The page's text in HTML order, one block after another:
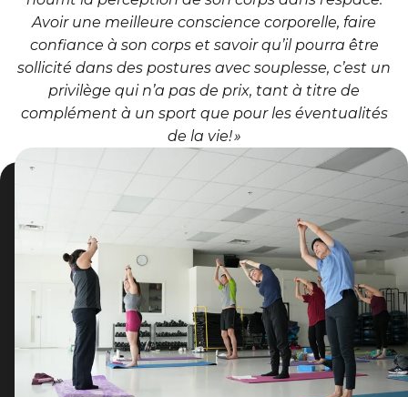
Avoir une meilleure conscience corporelle, faire
confiance à son corps et savoir qu’il pourra être
sollicité dans des postures avec souplesse, c’est un
privilège qui n’a pas de prix, tant à titre de
complément à un sport que pour les éventualités
de la vie! »